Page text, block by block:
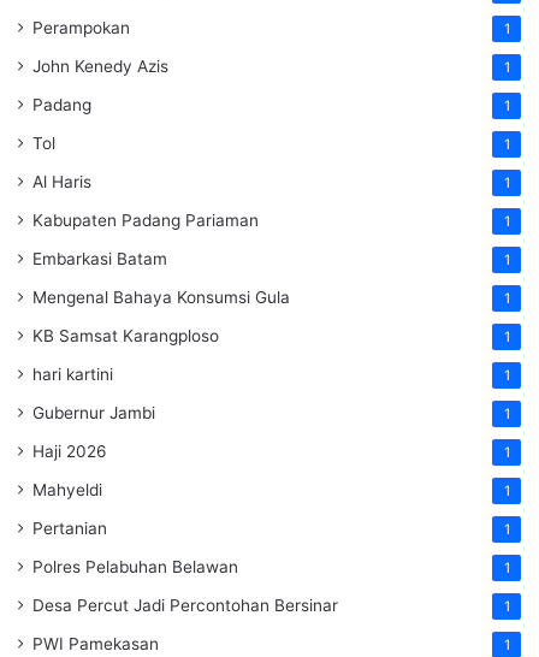
Perampokan 1
John Kenedy Azis 1
Padang 1
Tol 1
Al Haris 1
Kabupaten Padang Pariaman 1
Embarkasi Batam 1
Mengenal Bahaya Konsumsi Gula 1
KB Samsat Karangploso 1
hari kartini 1
Gubernur Jambi 1
Haji 2026 1
Mahyeldi 1
Pertanian 1
Polres Pelabuhan Belawan 1
Desa Percut Jadi Percontohan Bersinar 1
PWI Pamekasan 1